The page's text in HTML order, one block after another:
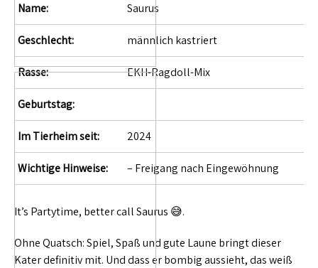
Name: Saurus
Geschlecht: männlich kastriert
Rasse: EKH-Ragdoll-Mix
Geburtstag:
Im Tierheim seit: 2024
Wichtige Hinweise: – Freigang nach Eingewöhnung
It’s Partytime, better call Saurus 😅.
Ohne Quatsch: Spiel, Spaß und gute Laune bringt dieser
Kater definitiv mit. Und dass er bombig aussieht, das weiß